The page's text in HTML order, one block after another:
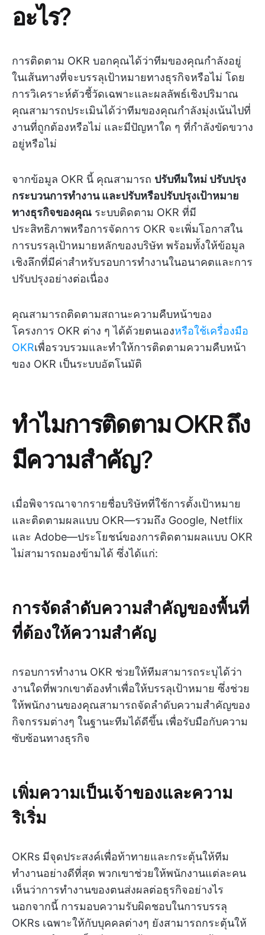
อะไร?
การติดตาม OKR บอกคุณได้ว่าทีมของคุณกำลังอยู่
ในเส้นทางที่จะบรรลุเป้าหมายทางธุรกิจหรือไม่ โดย
การวิเคราะห์ตัวชี้วัดเฉพาะและผลลัพธ์เชิงปริมาณ
คุณสามารถประเมินได้ว่าทีมของคุณกำลังมุ่งเน้นไปที่
งานที่ถูกต้องหรือไม่ และมีปัญหาใด ๆ ที่กำลังขัดขวาง
อยู่หรือไม่
จากข้อมูล OKR นี้ คุณสามารถ ปรับทีมใหม่ ปรับปรุง
กระบวนการทำงาน และปรับหรือปรับปรุงเป้าหมาย
ทางธุรกิจของคุณ ระบบติดตาม OKR ที่มี
ประสิทธิภาพหรือการจัดการ OKR จะเพิ่มโอกาสใน
การบรรลุเป้าหมายหลักของบริษัท พร้อมทั้งให้ข้อมูล
เชิงลึกที่มีค่าสำหรับรอบการทำงานในอนาคตและการ
ปรับปรุงอย่างต่อเนื่อง
คุณสามารถติดตามสถานะความคืบหน้าของ
โครงการ OKR ต่าง ๆ ได้ด้วยตนเองหรือใช้เครื่องมือ
OKRเพื่อรวบรวมและทำให้การติดตามความคืบหน้า
ของ OKR เป็นระบบอัตโนมัติ
ทำไมการติดตาม OKR ถึง
มีความสำคัญ?
เมื่อพิจารณาจากรายชื่อบริษัทที่ใช้การตั้งเป้าหมาย
และติดตามผลแบบ OKR—รวมถึง Google, Netflix
และ Adobe—ประโยชน์ของการติดตามผลแบบ OKR
ไม่สามารถมองข้ามได้ ซึ่งได้แก่:
การจัดลำดับความสำคัญของพื้นที่
ที่ต้องให้ความสำคัญ
กรอบการทำงาน OKR ช่วยให้ทีมสามารถระบุได้ว่า
งานใดที่พวกเขาต้องทำเพื่อให้บรรลุเป้าหมาย ซึ่งช่วย
ให้พนักงานของคุณสามารถจัดลำดับความสำคัญของ
กิจกรรมต่างๆ ในฐานะทีมได้ดีขึ้น เพื่อรับมือกับความ
ซับซ้อนทางธุรกิจ
เพิ่มความเป็นเจ้าของและความ
ริเริ่ม
OKRs มีจุดประสงค์เพื่อท้าทายและกระตุ้นให้ทีม
ทำงานอย่างดีที่สุด พวกเขาช่วยให้พนักงานแต่ละคน
เห็นว่าการทำงานของตนส่งผลต่อธุรกิจอย่างไร
นอกจากนี้ การมอบความรับผิดชอบในการบรรลุ
OKRs เฉพาะให้กับบุคคลต่างๆ ยังสามารถกระตุ้นให้